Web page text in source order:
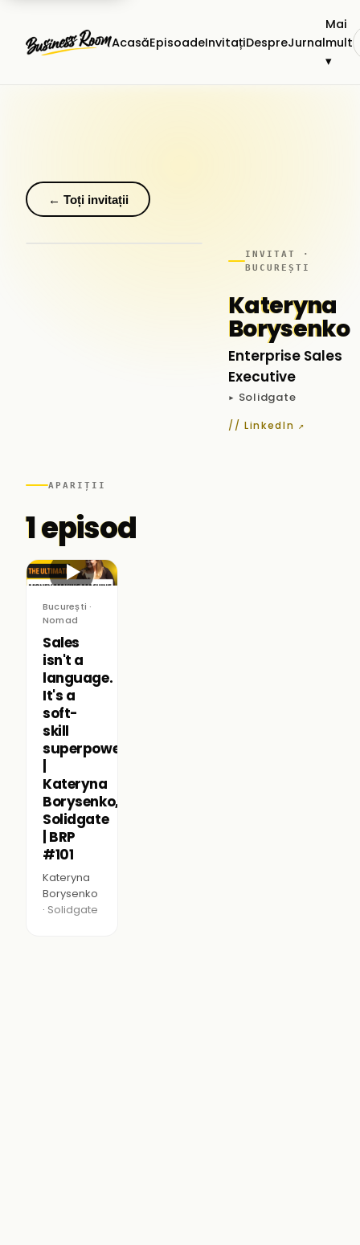
AcasăEpisoadeInvitațiDespreJurnal
Mai
mult
▾
← Toți invitații
INVITAT ·
BUCUREȘTI
Kateryna
Borysenko
Enterprise Sales
Executive
▸ Solidgate
// LinkedIn ↗
APARIȚII
1 episod
▶
București ·
Nomad
Sales
isn't a
language.
It's a
soft-
skill
superpower
Kateryna
Borysenko,
Solidgate
| BRP
#101
Kateryna
Borysenko
· Solidgate